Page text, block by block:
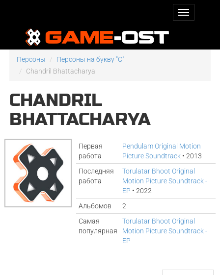
Персоны
Персоны на букву "C"
Chandril Bhattacharya
CHANDRIL
BHATTACHARYA
Первая
работа
Pendulam Original Motion
Picture Soundtrack • 2013
Последняя
работа
Torulatar Bhoot Original
Motion Picture Soundtrack -
EP • 2022
Альбомов
2
Самая
популярная
Torulatar Bhoot Original
Motion Picture Soundtrack -
EP